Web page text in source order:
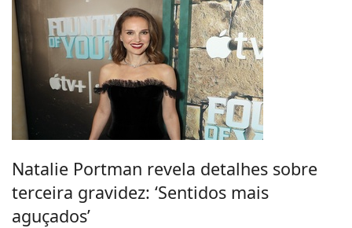
Natalie Portman revela detalhes sobre
terceira gravidez: ‘Sentidos mais
aguçados’